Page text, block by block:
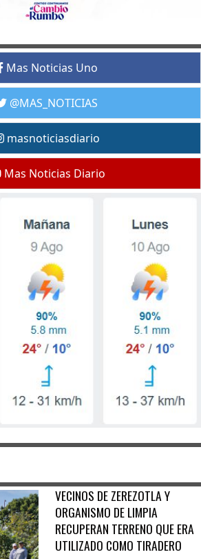
Mas Noticias Uno
@MAS_NOTICIAS
masnoticiasdiario
Mas Noticias Diario
VECINOS DE ZEREZOTLA Y
ORGANISMO DE LIMPIA
RECUPERAN TERRENO QUE ERA
UTILIZADO COMO TIRADERO